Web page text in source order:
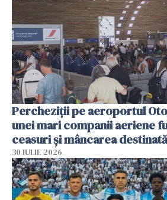
Percheziții pe aeroportul
unei mari companii aeriene
ceasuri și mâncarea
30 IULIE 2026